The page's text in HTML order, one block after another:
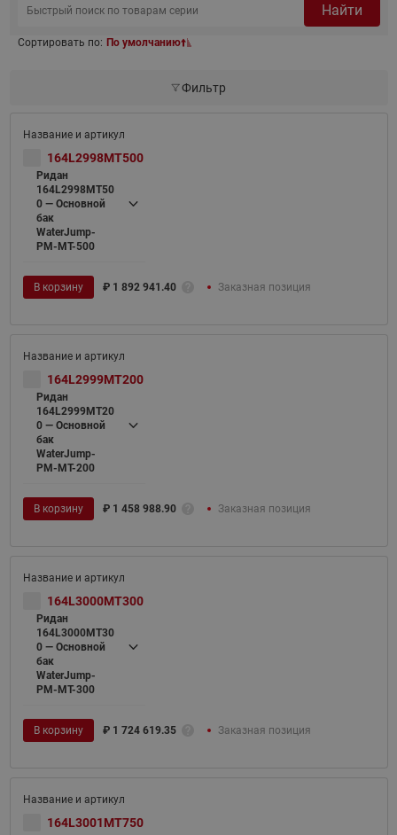
Найти
Сортировать по: По умолчанию
Фильтр
164L2998MT500
Ридан
164L2998MT50
0 — Основной
бак
WaterJump-
PM-MT-500
В корзину ₽ 1 892 941.40 Заказная позиция
164L2999MT200
Ридан
164L2999MT20
0 — Основной
бак
WaterJump-
PM-MT-200
В корзину ₽ 1 458 988.90 Заказная позиция
164L3000MT300
Ридан
164L3000MT30
0 — Основной
бак
WaterJump-
PM-MT-300
В корзину ₽ 1 724 619.35 Заказная позиция
164L3001MT750